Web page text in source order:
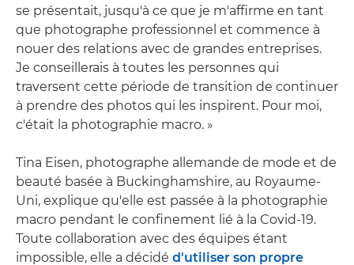
se présentait, jusqu'à ce que je m'affirme en tant
que photographe professionnel et commence à
nouer des relations avec de grandes entreprises.
Je conseillerais à toutes les personnes qui
traversent cette période de transition de continuer
à prendre des photos qui les inspirent. Pour moi,
c'était la photographie macro. »
Tina Eisen, photographe allemande de mode et de
beauté basée à Buckinghamshire, au Royaume-
Uni, explique qu'elle est passée à la photographie
macro pendant le confinement lié à la Covid-19.
Toute collaboration avec des équipes étant
impossible, elle a décidé d'utiliser son propre